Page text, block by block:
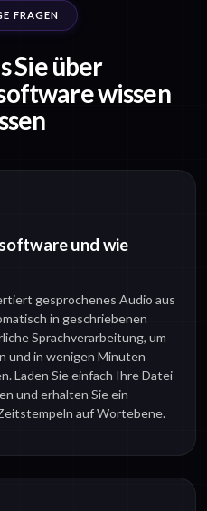
FRAGEN
Sie über
wissen
und wie
gesprochenes Audio aus
in geschriebenen
Sprachverarbeitung, um
und in wenigen Minuten
Laden Sie einfach Ihre Datei
und erhalten Sie ein
auf Wortebene.